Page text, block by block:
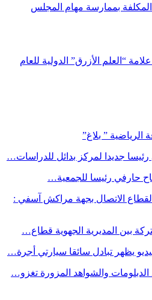
بممارسة مهام المجلس
“العلم الأزرق” الدولية للعام
” بلاغ”
جديدا لمركز بدائل للدراسات…
حارفي رئيسا للجمعية…
لقطاع الاتصال بجهة مراكش آسفي :
بين المديرية الجهوية قطاع…
يظهر تبادل سائقا سيارتي أجرة…
والشواهد المزورة تغزو…